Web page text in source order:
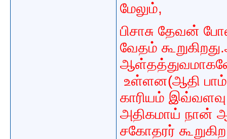
மேலும்,
பிசாசு தேவன்
வேதம்
உள்ளன(ஆதி
காரியம்
அதிகமாய் நான்
சகோதரர்